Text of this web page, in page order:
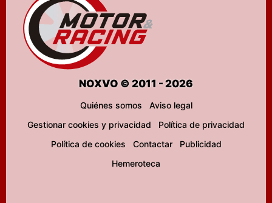
NOXVO © 2011 - 2026
Quiénes somos
Aviso legal
Gestionar cookies y privacidad
Política de privacidad
Política de cookies
Contactar
Publicidad
Hemeroteca